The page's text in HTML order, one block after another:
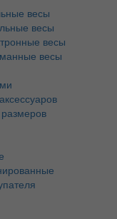
весы
весы
весы
весы